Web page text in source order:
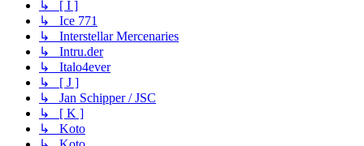
↳ [ I ]
↳ Ice 771
↳ Interstellar Mercenaries
↳ Intru.der
↳ Italo4ever
↳ [ J ]
↳ Jan Schipper / JSC
↳ [ K ]
↳ Koto